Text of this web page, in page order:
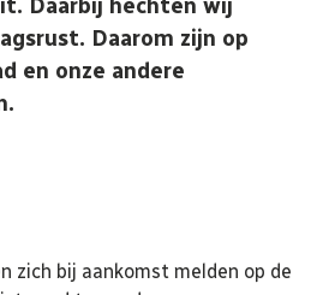
Daarbij hechten wij
Daarom zijn op
en onze andere
zich bij aankomst melden op de